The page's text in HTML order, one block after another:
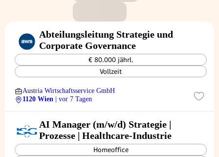
Abteilungsleitung Strategie und
Corporate Governance
€ 80.000 jährl.
Vollzeit
Austria Wirtschaftsservice GmbH
1120 Wien
| vor 7 Tagen
AI Manager (m/w/d) Strategie |
Prozesse | Healthcare-Industrie
Homeoffice